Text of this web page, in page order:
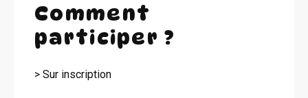
Comment
participer ?
> Sur inscription